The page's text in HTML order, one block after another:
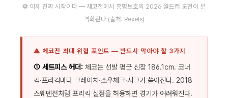
⚽ 이제 진짜 시작이다 — 체코전에서 홍명보호의 2026 월드컵 도전이 본
격화된다 (출처: Pexels)
⚠ 체코전 최대 위협 포인트 — 반드시 막아야 할 3가지
① 세트피스 헤더: 체코는 선발 평균 신장 186.1cm. 코너
킥·프리킥마다 크레이치·소우체크·시크가 쏟아진다. 2018
스웨덴전처럼 프리킥 실점을 허용하면 경기가 어려워진다.